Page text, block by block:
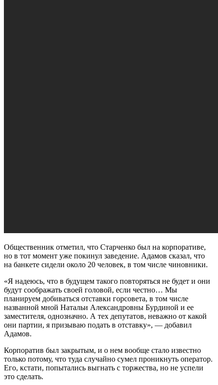
Общественник отметил, что Старченко был на корпоративе,
но в тот момент уже покинул заведение. Адамов сказал, что
на банкете сидели около 20 человек, в том числе чиновники.
«Я надеюсь, что в будущем такого повторяться не будет и они
будут соображать своей головой, если честно… Мы
планируем добиваться отставки горсовета, в том числе
названной мной Натальи Александровны Бурдиной и ее
заместителя, однозначно. А тех депутатов, неважно от какой
они партии, я призываю подать в отставку», — добавил
Адамов.
Корпоратив был закрытым, и о нем вообще стало известно
только потому, что туда случайно сумел проникнуть оператор.
Его, кстати, попытались выгнать с торжества, но не успели
это сделать.